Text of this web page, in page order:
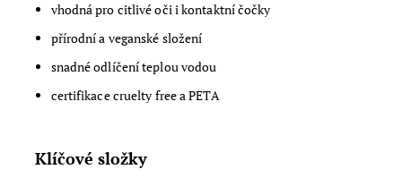
vhodná pro citlivé oči i kontaktní čočky
přírodní a veganské složení
snadné odlíčení teplou vodou
certifikace cruelty free a PETA
Klíčové složky